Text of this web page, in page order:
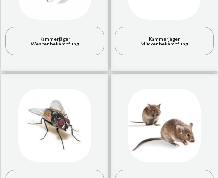
Kammerjäger
Wespenbekämpfung
Kammerjäger
Mückenbekämpfung